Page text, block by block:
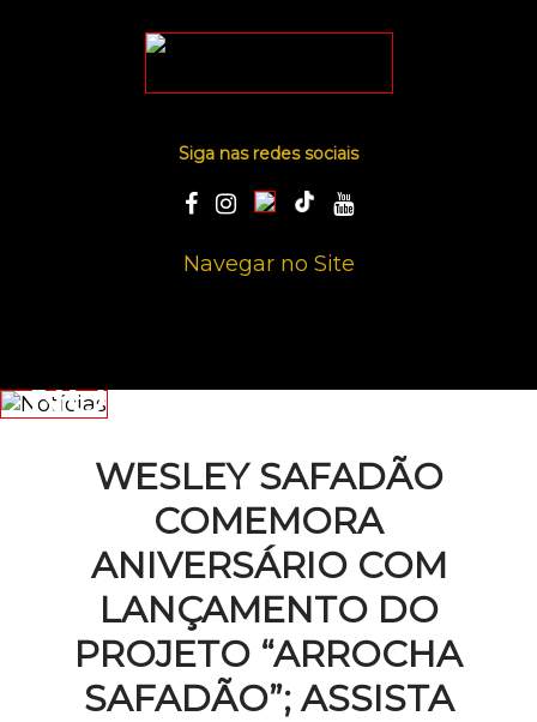
Siga nas redes sociais
Navegar no Site
NOTÍCIAS
WESLEY SAFADÃO
COMEMORA
ANIVERSÁRIO COM
LANÇAMENTO DO
PROJETO “ARROCHA
SAFADÃO”; ASSISTA